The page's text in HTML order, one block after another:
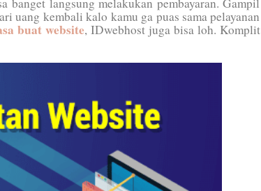
uang kembali kalo kamu ga puas sama pelayanan
buat website, IDwebhost juga bisa loh. Komplit